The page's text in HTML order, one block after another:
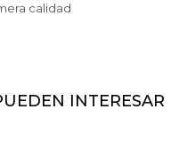
calidad
INTERESAR